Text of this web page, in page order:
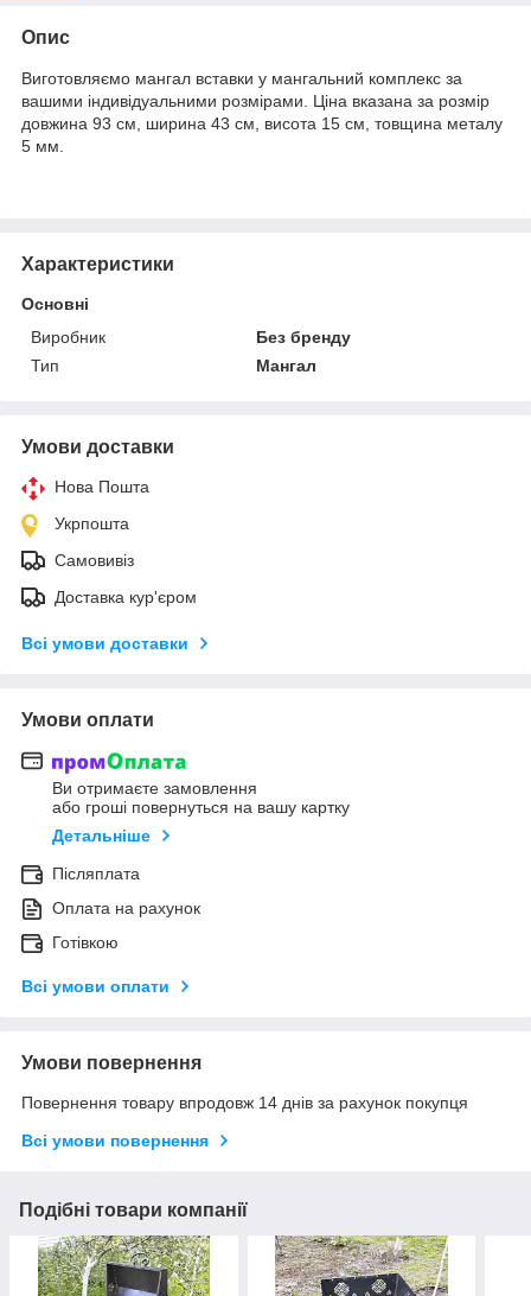
Опис
Виготовляємо мангал вставки у мангальний комплекс за
вашими індивідуальними розмірами. Ціна вказана за розмір
довжина 93 см, ширина 43 см, висота 15 см, товщина металу
5 мм.
Характеристики
Основні
Виробник
Без бренду
Тип
Мангал
Умови доставки
Нова Пошта
Укрпошта
Самовивіз
Доставка кур'єром
Всі умови доставки
Умови оплати
Ви отримаєте замовлення
або гроші повернуться на вашу картку
Детальніше
Післяплата
Оплата на рахунок
Готівкою
Всі умови оплати
Умови повернення
Повернення товару впродовж 14 днів за рахунок покупця
Всі умови повернення
Подібні товари компанії